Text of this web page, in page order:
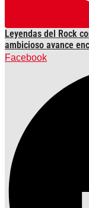
Leyendas del Rock
ambicioso avance
Facebook